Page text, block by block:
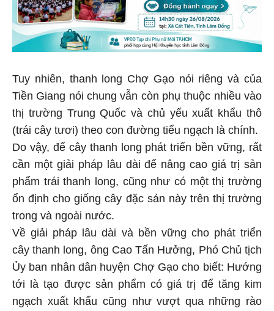
Tuy nhiên, thanh long Chợ Gạo nói riêng và của
Tiền Giang nói chung vẫn còn phụ thuộc nhiều vào
thị trường Trung Quốc và chủ yếu xuất khẩu thô
(trái cây tươi) theo con đường tiểu ngạch là chính.
Do vậy, để cây thanh long phát triển bền vững, rất
cần một giải pháp lâu dài để nâng cao giá trị sản
phẩm trái thanh long, cũng như có một thị trường
ổn định cho giống cây đặc sản này trên thị trường
trong và ngoài nước.
Về giải pháp lâu dài và bền vững cho phát triển
cây thanh long, ông Cao Tấn Hưởng, Phó Chủ tịch
Ủy ban nhân dân huyện Chợ Gạo cho biết: Hướng
tới là tạo được sản phẩm có giá trị để tăng kim
ngạch xuất khẩu cũng như vượt qua những rào